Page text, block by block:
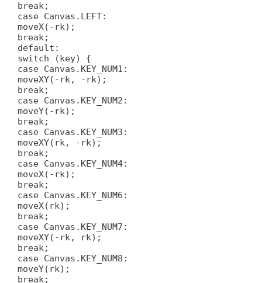
break;
case Canvas.LEFT:
moveX(-rk);
break;
default:
switch (key) {
case Canvas.KEY_NUM1:
moveXY(-rk, -rk);
break;
case Canvas.KEY_NUM2:
moveY(-rk);
break;
case Canvas.KEY_NUM3:
moveXY(rk, -rk);
break;
case Canvas.KEY_NUM4:
moveX(-rk);
break;
case Canvas.KEY_NUM6:
moveX(rk);
break;
case Canvas.KEY_NUM7:
moveXY(-rk, rk);
break;
case Canvas.KEY_NUM8:
moveY(rk);
break;